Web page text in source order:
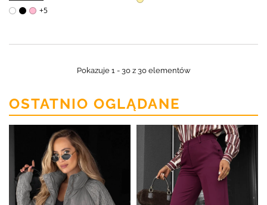
+5
Pokazuje 1 - 30 z 30 elementów
OSTATNIO OGLĄDANE